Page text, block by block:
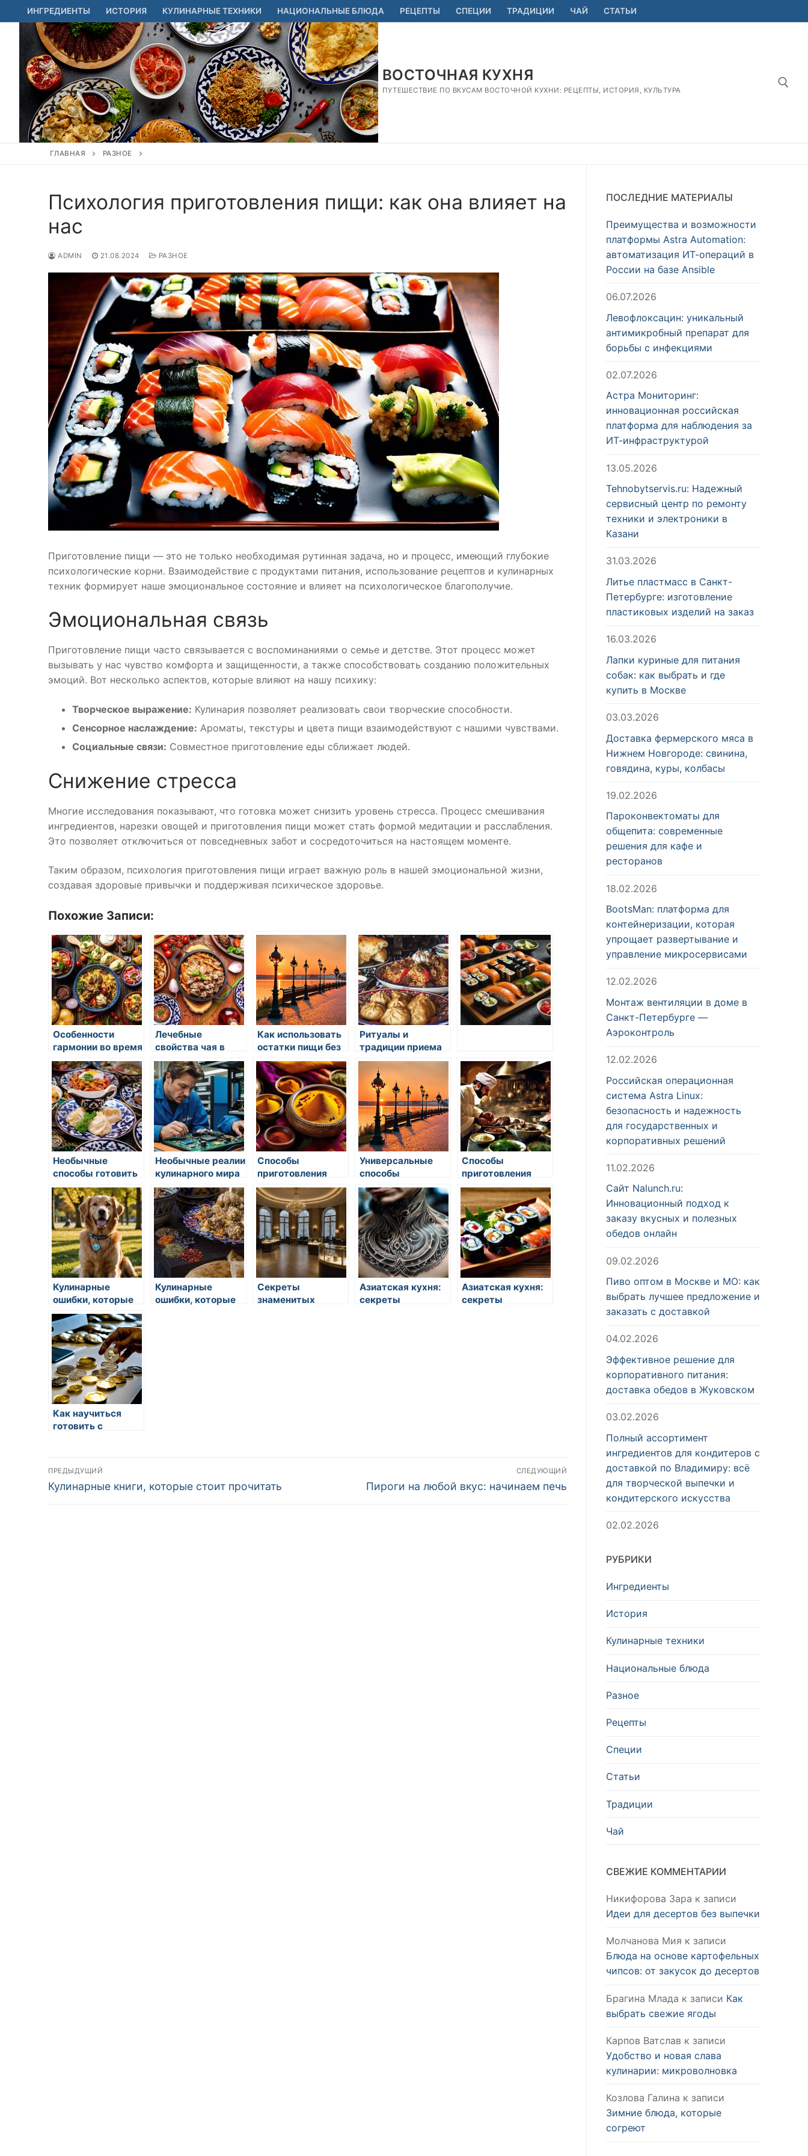
Перейти
к
содержимому
ИНГРЕДИЕНТЫ ИСТОРИЯ КУЛИНАРНЫЕ ТЕХНИКИ НАЦИОНАЛЬНЫЕ БЛЮДА РЕЦЕПТЫ СПЕЦИИ ТРАДИЦИИ ЧАЙ СТАТЬИ
ВОСТОЧНАЯ КУХНЯ
ПУТЕШЕСТВИЕ ПО ВКУСАМ ВОСТОЧНОЙ КУХНИ: РЕЦЕПТЫ, ИСТОРИЯ, КУЛЬТУРА
ГЛАВНАЯ РАЗНОЕ
Психология приготовления пищи: как она влияет на
нас
ADMIN 21.08.2024 РАЗНОЕ
Приготовление пищи — это не только необходимая рутинная задача, но и процесс, имеющий глубокие
психологические корни. Взаимодействие с продуктами питания, использование рецептов и кулинарных
техник формирует наше эмоциональное состояние и влияет на психологическое благополучие.
Эмоциональная связь
Приготовление пищи часто связывается с воспоминаниями о семье и детстве. Этот процесс может
вызывать у нас чувство комфорта и защищенности, а также способствовать созданию положительных
эмоций. Вот несколько аспектов, которые влияют на нашу психику:
Творческое выражение: Кулинария позволяет реализовать свои творческие способности.
Сенсорное наслаждение: Ароматы, текстуры и цвета пищи взаимодействуют с нашими чувствами.
Социальные связи: Совместное приготовление еды сближает людей.
Снижение стресса
Многие исследования показывают, что готовка может снизить уровень стресса. Процесс смешивания
ингредиентов, нарезки овощей и приготовления пищи может стать формой медитации и расслабления.
Это позволяет отключиться от повседневных забот и сосредоточиться на настоящем моменте.
Таким образом, психология приготовления пищи играет важную роль в нашей эмоциональной жизни,
создавая здоровые привычки и поддерживая психическое здоровье.
Похожие Записи:
Особенности
гармонии во время
приема пищи на
востоке
Лечебные
свойства чая в
восточной
медицине
Как использовать
остатки пищи без
отходов
Ритуалы и
традиции приема
пищи на восточной
кухне
Необычные
способы готовить
на кухне
Необычные реалии
кулинарного мира
Способы
приготовления
различных соусов
Универсальные
способы
приготовления
Способы
приготовления
домашней пиццы
Кулинарные
ошибки, которые
стоит избегать
Кулинарные
ошибки, которые
Секреты
знаменитых
Азиатская кухня:
секреты
Азиатская кухня:
секреты
Как научиться
готовить с
Навигация
по
ПРЕДЫДУЩИЙ
Предыдущая
Кулинарные книги, которые стоит прочитать
СЛЕДУЮЩИЙ
Следующая
Пироги на любой вкус: начинаем печь
ПОСЛЕДНИЕ МАТЕРИАЛЫ
Преимущества и возможности
платформы Astra Automation:
автоматизация ИТ-операций в
России на базе Ansible
06.07.2026
Левофлоксацин: уникальный
антимикробный препарат для
борьбы с инфекциями
02.07.2026
Астра Мониторинг:
инновационная российская
платформа для наблюдения за
ИТ-инфраструктурой
13.05.2026
Tehnobytservis.ru: Надежный
сервисный центр по ремонту
техники и электроники в
Казани
31.03.2026
Литье пластмасс в Санкт-
Петербурге: изготовление
пластиковых изделий на заказ
16.03.2026
Лапки куриные для питания
собак: как выбрать и где
купить в Москве
03.03.2026
Доставка фермерского мяса в
Нижнем Новгороде: свинина,
говядина, куры, колбасы
19.02.2026
Пароконвектоматы для
общепита: современные
решения для кафе и
ресторанов
18.02.2026
BootsMan: платформа для
контейнеризации, которая
упрощает развертывание и
управление микросервисами
12.02.2026
Монтаж вентиляции в доме в
Санкт-Петербурге —
Аэроконтроль
12.02.2026
Российская операционная
система Astra Linux:
безопасность и надежность
для государственных и
корпоративных решений
11.02.2026
Сайт Nalunch.ru:
Инновационный подход к
заказу вкусных и полезных
обедов онлайн
09.02.2026
Пиво оптом в Москве и МО: как
выбрать лучшее предложение и
заказать с доставкой
04.02.2026
Эффективное решение для
корпоративного питания:
доставка обедов в Жуковском
03.02.2026
Полный ассортимент
ингредиентов для кондитеров с
доставкой по Владимиру: всё
для творческой выпечки и
кондитерского искусства
02.02.2026
РУБРИКИ
Ингредиенты
История
Кулинарные техники
Национальные блюда
Разное
Рецепты
Специи
Статьи
Традиции
Чай
СВЕЖИЕ КОММЕНТАРИИ
Никифорова Зара к записи
Идеи для десертов без выпечки
Молчанова Мия к записи
Блюда на основе картофельных
чипсов: от закусок до десертов
Брагина Млада к записи Как
выбрать свежие ягоды
Карпов Ватслав к записи
Удобство и новая слава
кулинарии: микроволновка
Козлова Галина к записи
Зимние блюда, которые
согреют